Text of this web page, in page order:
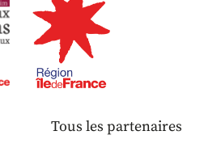
Tous les partenaires